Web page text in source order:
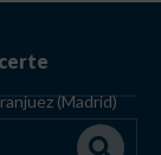
(Madrid)